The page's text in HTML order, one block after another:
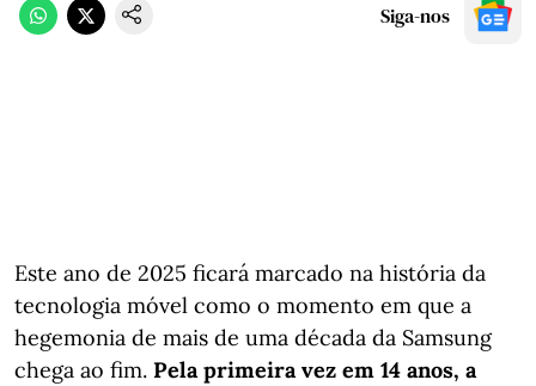
Siga-nos
Este ano de 2025 ficará marcado na história da
tecnologia móvel como o momento em que a
hegemonia de mais de uma década da Samsung
chega ao fim. Pela primeira vez em 14 anos, a